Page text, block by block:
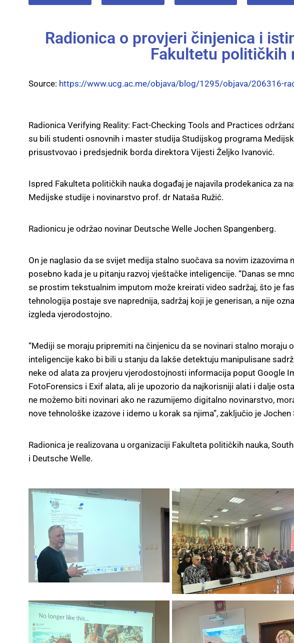
Radionica o provjeri činjenica i
Fakultetu političkih
Source: https://www.ucg.ac.me/objava/blog/1295/objava/206316-
Radionica Verifying Reality: Fact-Checking Tools and Practices
su bili studenti osnovnih i master studija Studijskog programa
prisustvovao i predsjednik borda direktora Vijesti Željko Ivanović.
Ispred Fakulteta političkih nauka događaj je najavila prodekanica za
Medijske studije i novinarstvo prof. dr Nataša Ružić.
Radionicu je održao novinar Deutsche Welle Jochen Spangenberg.
On je naglasio da se svijet medija stalno suočava sa novim
posebno kada je u pitanju razvoj vještačke inteligencije. “Danas se
se prostim tekstualnim imputom može kreirati video sadržaj, što je
tehnologija postaje sve naprednija, sadržaj koji je generisan, a nije
izgleda vjerodostojno.
“Mediji se moraju pripremiti na činjenicu da se novinari stalno
inteligencije kako bi bili u stanju da lakše detektuju manipulisane
neke od alata za provjeru vjerodostojnosti informacija poput Google
FotoForensics i Exif alata, ali je upozorio da najkorisniji alati i dalje
ne možemo biti novinari ako ne razumijemo digitalno novinarstvo,
nove tehnološke izazove i idemo u korak sa njima”, zaključio je Jochen
Radionica je realizovana u organizaciji Fakulteta političkih nauka,
i Deutsche Welle.